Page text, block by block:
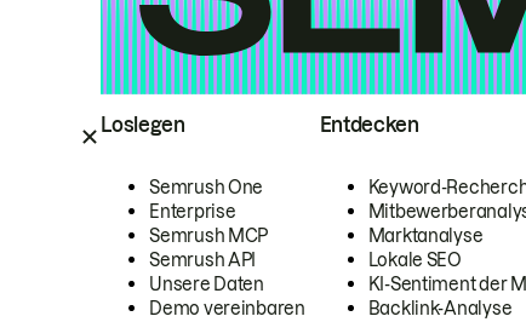
Loslegen
Semrush One
Enterprise
Semrush MCP
Semrush API
Unsere Daten
Demo vereinbaren
Entdecken
Keyword-
Marktanalyse
Lokale SEO
KI-Sentiment der
Backlink-Analyse